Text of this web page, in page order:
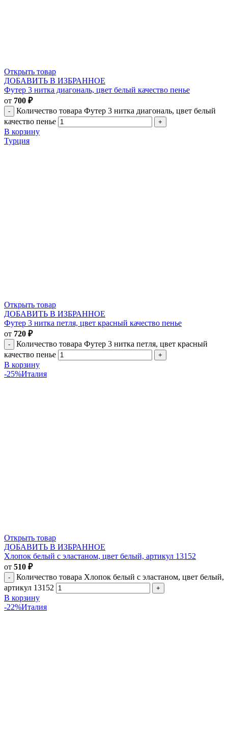
Открыть товар
ДОБАВИТЬ В ИЗБРАННОЕ
Футер 3 нитка диагональ, цвет белый качество пенье
от 700 ₽
Количество товара Футер 3 нитка диагональ, цвет белый
качество пенье
В корзину
Турция
Открыть товар
ДОБАВИТЬ В ИЗБРАННОЕ
Футер 3 нитка петля, цвет красный качество пенье
от 720 ₽
Количество товара Футер 3 нитка петля, цвет красный
качество пенье
В корзину
-25%Италия
Открыть товар
ДОБАВИТЬ В ИЗБРАННОЕ
Хлопок белый с эластаном, цвет белый, артикул 13152
от 510 ₽
Количество товара Хлопок белый с эластаном, цвет белый,
артикул 13152
В корзину
-22%Италия